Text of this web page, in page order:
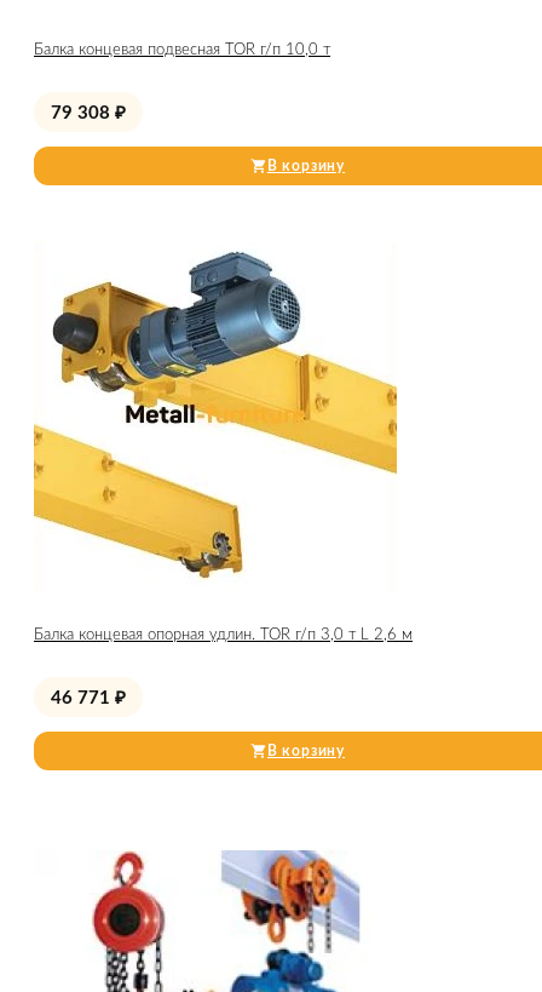
Балка концевая подвесная TOR г/п 10,0 т
79 308 ₽
В корзину
Балка концевая опорная удлин. TOR г/п 3,0 т L 2,6 м
46 771 ₽
В корзину